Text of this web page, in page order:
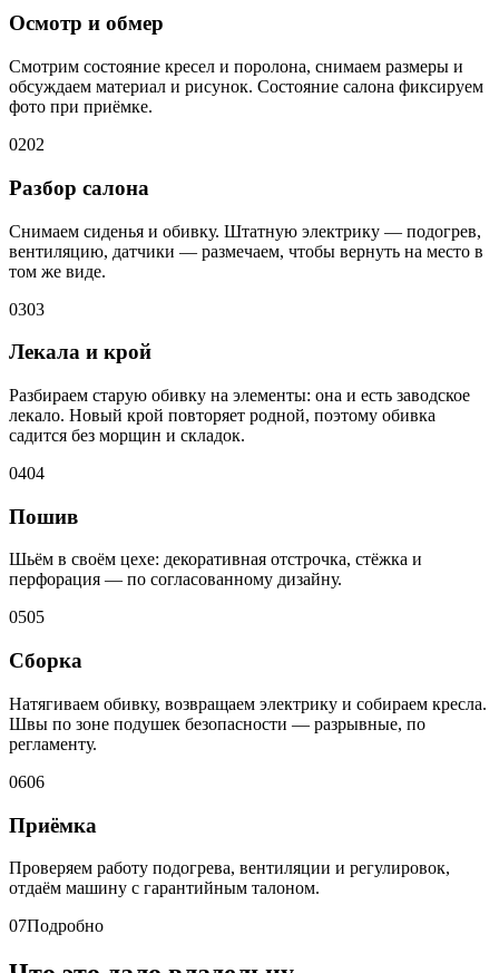
Осмотр и обмер
Смотрим состояние кресел и поролона, снимаем размеры и
обсуждаем материал и рисунок. Состояние салона фиксируем
фото при приёмке.
0202
Разбор салона
Снимаем сиденья и обивку. Штатную электрику — подогрев,
вентиляцию, датчики — размечаем, чтобы вернуть на место в
том же виде.
0303
Лекала и крой
Разбираем старую обивку на элементы: она и есть заводское
лекало. Новый крой повторяет родной, поэтому обивка
садится без морщин и складок.
0404
Пошив
Шьём в своём цехе: декоративная отстрочка, стёжка и
перфорация — по согласованному дизайну.
0505
Сборка
Натягиваем обивку, возвращаем электрику и собираем кресла.
Швы по зоне подушек безопасности — разрывные, по
регламенту.
0606
Приёмка
Проверяем работу подогрева, вентиляции и регулировок,
отдаём машину с гарантийным талоном.
07Подробно